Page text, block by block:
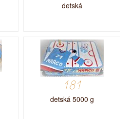
detská
181
detská 5000 g